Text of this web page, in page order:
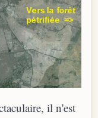
il n'est